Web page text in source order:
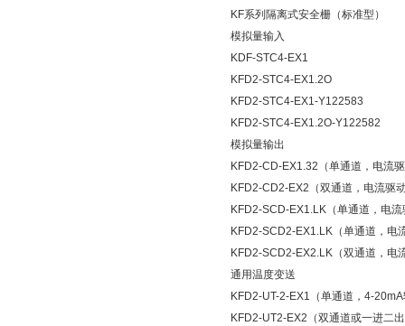
KF系列隔离式安全栅（标准型）
模拟量输入
KDF-STC4-EX1
KFD2-STC4-EX1.2O
KFD2-STC4-EX1-Y122583
KFD2-STC4-EX1.2O-Y122582
模拟量输出
KFD2-CD-EX1.32（单通道，电流
KFD2-CD2-EX2（双通道，电流驱
KFD2-SCD-EX1.LK（单通道，电
KFD2-SCD2-EX1.LK（单通道，电
KFD2-SCD2-EX2.LK（双通道，电
通用温度变送
KFD2-UT-2-EX1（单通道，4-
KFD2-UT2-EX2（双通道或一进二